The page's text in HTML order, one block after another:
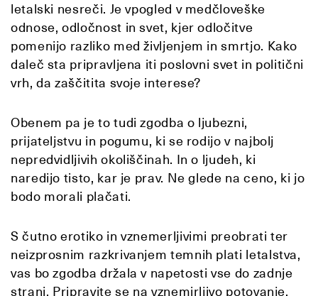
letalski nesreči. Je vpogled v medčloveške
odnose, odločnost in svet, kjer odločitve
pomenijo razliko med življenjem in smrtjo. Kako
daleč sta pripravljena iti poslovni svet in politični
vrh, da zaščitita svoje interese?
Obenem pa je to tudi zgodba o ljubezni,
prijateljstvu in pogumu, ki se rodijo v najbolj
nepredvidljivih okoliščinah. In o ljudeh, ki
naredijo tisto, kar je prav. Ne glede na ceno, ki jo
bodo morali plačati.
S čutno erotiko in vznemerljivimi preobrati ter
neizprosnim razkrivanjem temnih plati letalstva,
vas bo zgodba držala v napetosti vse do zadnje
strani. Pripravite se na vznemirljivo potovanje,